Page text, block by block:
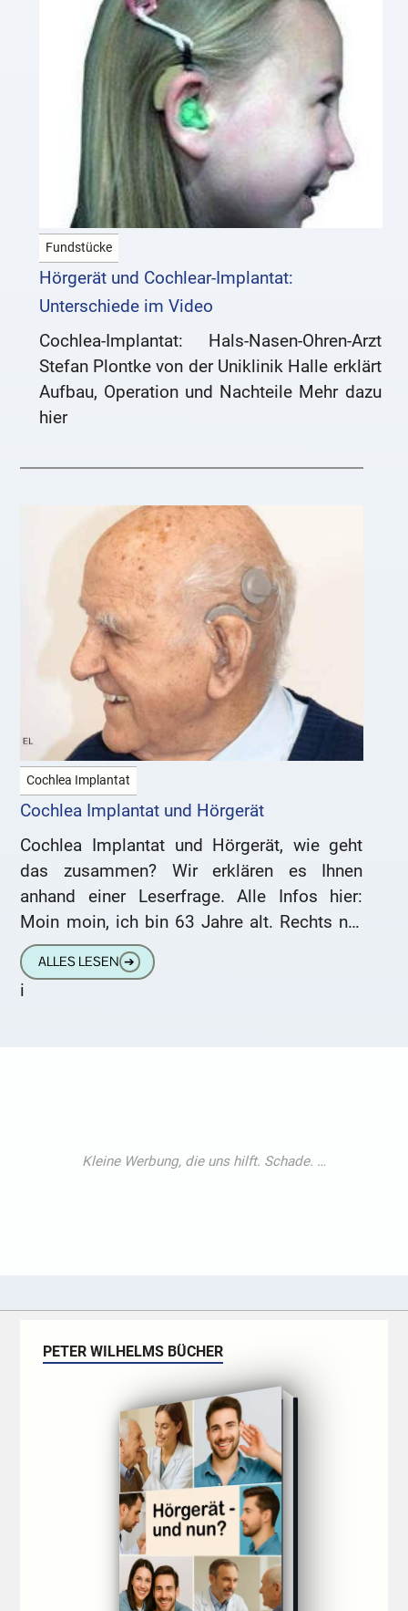
Fundstücke
Hörgerät und Cochlear-Implantat:
Unterschiede im Video
Cochlea-Implantat: Hals-Nasen-Ohren-Arzt
Stefan Plontke von der Uniklinik Halle erklärt
Aufbau, Operation und Nachteile Mehr dazu
hier
Cochlea Implantat
Cochlea Implantat und Hörgerät
Cochlea Implantat und Hörgerät, wie geht
das zusammen? Wir erklären es Ihnen
anhand einer Leserfrage. Alle Infos hier:
Moin moin, ich bin 63 Jahre alt. Rechts nur
5-8% Hörvermögen (je
ALLES LESEN ➔
i
PETER WILHELMS BÜCHER